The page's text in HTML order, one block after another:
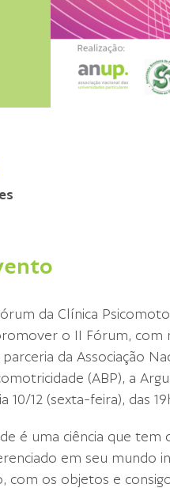
da Clínica
o II Fórum, com
da Associação
(ABP), a
10/12 (sexta-feira), das
é uma ciência que
em seu mundo
com os objetos e